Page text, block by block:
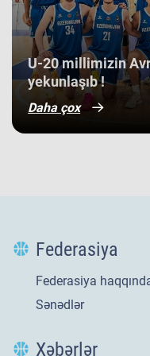
​U-20 millimizin
yekunlaşıb !
Daha çox
Federasiya
Federasiya
Sənədlər
Xəbərlər